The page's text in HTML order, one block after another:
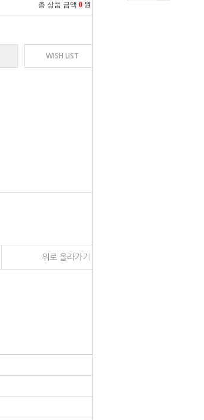
총 상품 금액 0 원
WISH LIST
위로 올라가기